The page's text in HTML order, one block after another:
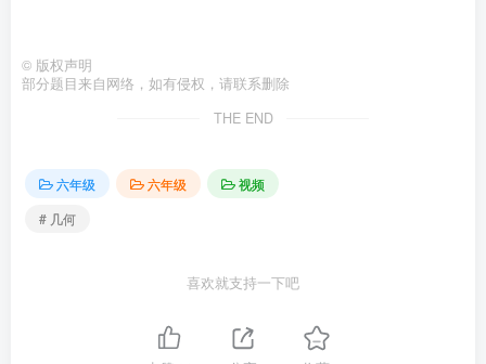
© 版权声明
部分题目来自网络，如有侵权，请联系删除
THE END
六年级 六年级
视频
# 几何
喜欢就支持一下吧